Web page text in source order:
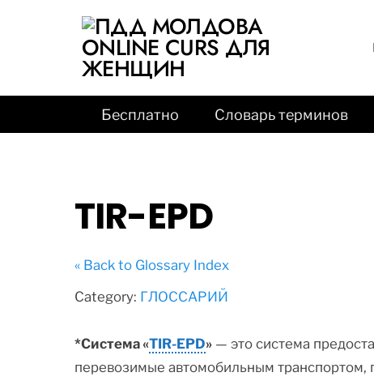
Бесплатно Словарь терминов
TIR-EPD
« Back to Glossary Index
Category: ГЛОССАРИЙ
*Система «TIR-EPD» — это система
перевозимые автомобильным транспортом,